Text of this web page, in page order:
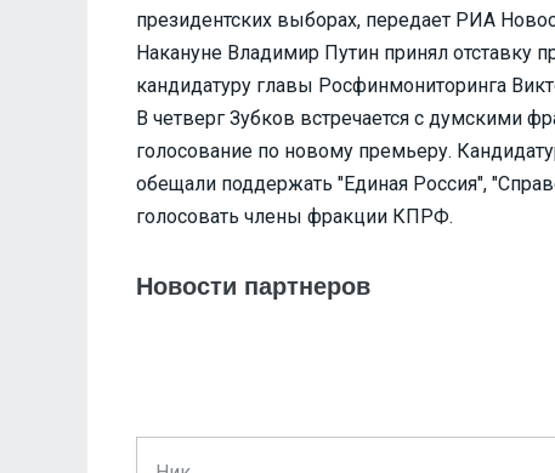
президентских выборах, передает РИА
Накануне Владимир Путин принял отставку
кандидатуру главы Росфинмониторинга
В четверг Зубков встречается с думскими
голосование по новому премьеру.
обещали поддержать "Единая Россия",
голосовать члены фракции КПРФ.
Новости партнеров